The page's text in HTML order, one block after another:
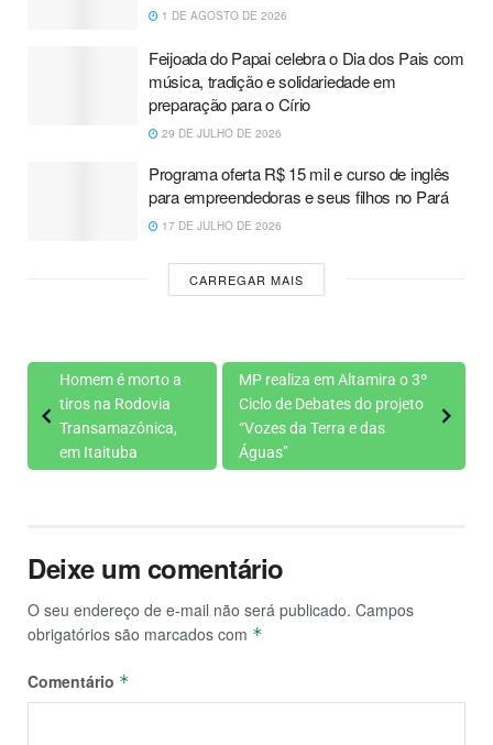
1 DE AGOSTO DE 2026
Feijoada do Papai celebra o Dia dos Pais com
música, tradição e solidariedade em
preparação para o Círio
29 DE JULHO DE 2026
Programa oferta R$ 15 mil e curso de inglês
para empreendedoras e seus filhos no Pará
17 DE JULHO DE 2026
CARREGAR MAIS
Homem é morto a
tiros na Rodovia
Transamazônica,
em Itaituba
MP realiza em Altamira o 3º
Ciclo de Debates do projeto
“Vozes da Terra e das
Águas”
Deixe um comentário
O seu endereço de e-mail não será publicado. Campos
obrigatórios são marcados com *
Comentário *